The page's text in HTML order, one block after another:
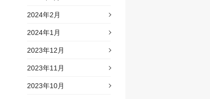
2024年2月
2024年1月
2023年12月
2023年11月
2023年10月